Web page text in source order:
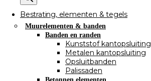
Bestrating, elementen & tegels
Muurelementen & banden
Banden en randen
Kunststof kantopsluiting
Metalen kantopsluiting
Opsluitbanden
Palissaden